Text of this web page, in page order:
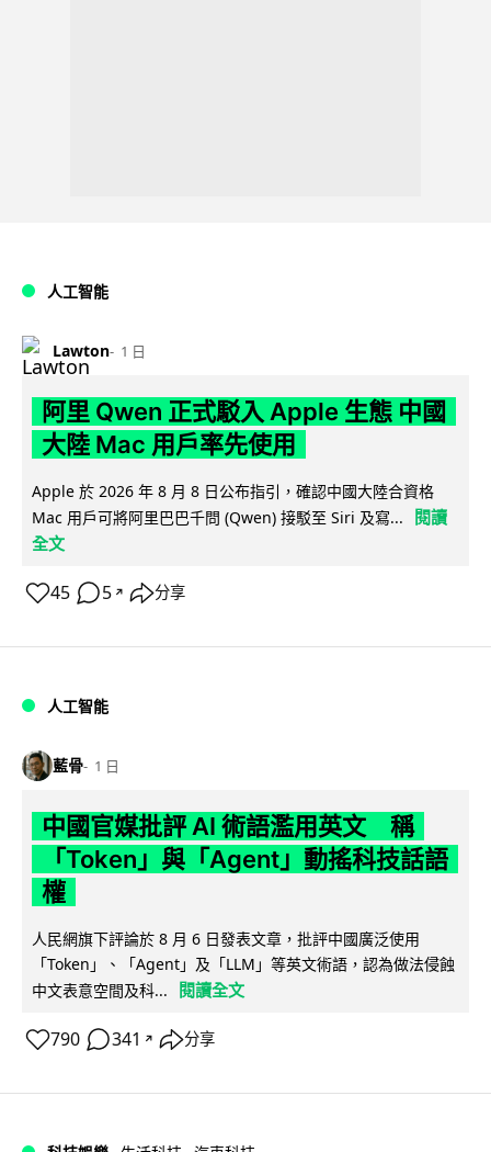
人工智能
Lawton 1 日
阿里 Qwen 正式駁入 Apple 生態 中國
大陸 Mac 用戶率先使用
Apple 於 2026 年 8 月 8 日公布指引，確認中國大陸合資格
Mac 用戶可將阿里巴巴千問 (Qwen) 接駁至 Siri 及寫...
閱讀
全文
45 5 ↗ 分享
人工智能
藍骨 1 日
中國官媒批評 AI 術語濫用英文 稱
「Token」與「Agent」動搖科技話語
權
人民網旗下評論於 8 月 6 日發表文章，批評中國廣泛使用
「Token」、「Agent」及「LLM」等英文術語，認為做法侵蝕
中文表意空間及科...
閱讀全文
790 341 ↗ 分享